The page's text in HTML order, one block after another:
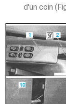
d'un coin